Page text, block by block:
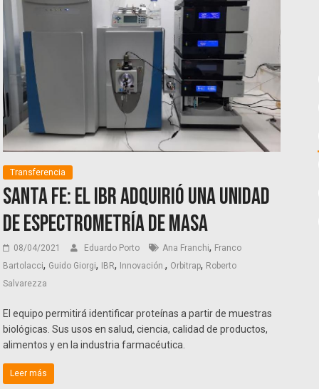
Transferencia
Santa Fe: El IBR adquirió una Unidad
de Espectrometría de Masa
08/04/2021 Eduardo Porto Ana Franchi, Franco
Bartolacci, Guido Giorgi, IBR, Innovación., Orbitrap, Roberto
Salvarezza
El equipo permitirá identificar proteínas a partir de muestras
biológicas. Sus usos en salud, ciencia, calidad de productos,
alimentos y en la industria farmacéutica.
Leer más